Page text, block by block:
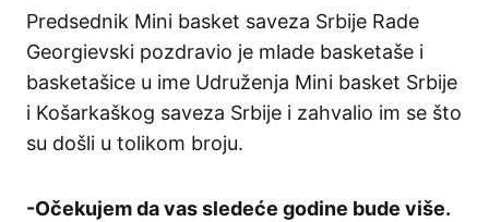
Predsednik Mini basket saveza Srbije Rade
Georgievski pozdravio je mlade basketaše i
basketašice u ime Udruženja Mini basket Srbije
i Košarkaškog saveza Srbije i zahvalio im se što
su došli u tolikom broju.
-Očekujem da vas sledeće godine bude više.